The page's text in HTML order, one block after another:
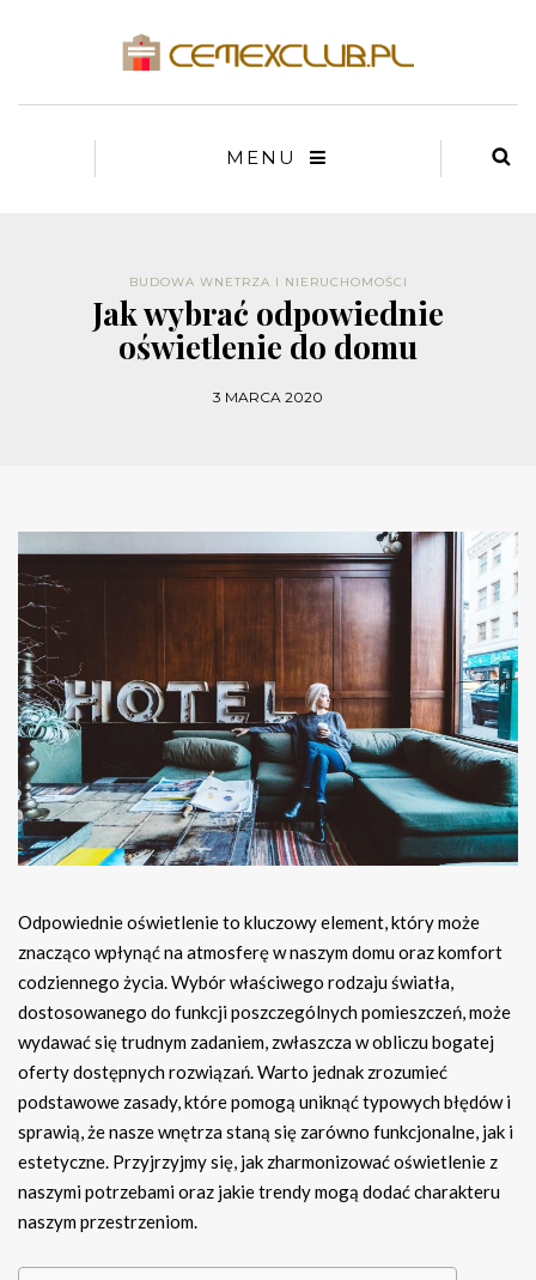
MENU
BUDOWA WNETRZA I NIERUCHOMOŚCI
Jak wybrać odpowiednie
oświetlenie do domu
3 MARCA 2020
Odpowiednie oświetlenie to kluczowy element, który może
znacząco wpłynąć na atmosferę w naszym domu oraz komfort
codziennego życia. Wybór właściwego rodzaju światła,
dostosowanego do funkcji poszczególnych pomieszczeń, może
wydawać się trudnym zadaniem, zwłaszcza w obliczu bogatej
oferty dostępnych rozwiązań. Warto jednak zrozumieć
podstawowe zasady, które pomogą uniknąć typowych błędów i
sprawią, że nasze wnętrza staną się zarówno funkcjonalne, jak i
estetyczne. Przyjrzyjmy się, jak zharmonizować oświetlenie z
naszymi potrzebami oraz jakie trendy mogą dodać charakteru
naszym przestrzeniom.